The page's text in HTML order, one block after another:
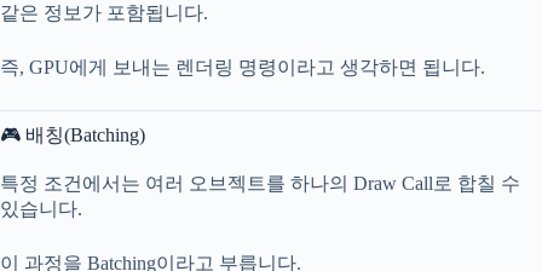
같은 정보가 포함됩니다.
즉, GPU에게 보내는 렌더링 명령이라고 생각하면 됩니다.
🎮 배칭(Batching)
특정 조건에서는 여러 오브젝트를 하나의 Draw Call로 합칠 수
있습니다.
이 과정을 Batching이라고 부릅니다.